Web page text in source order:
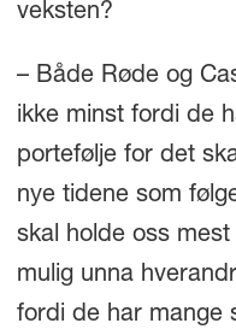
veksten?
– Både Røde og
ikke minst fordi de
portefølje for det
nye tidene som
skal holde oss
mulig unna
fordi de har mange